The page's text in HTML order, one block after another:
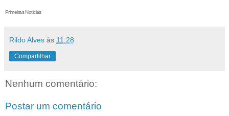
Primeiras Noticias
Rildo Alves às 11:28
Compartilhar
Nenhum comentário:
Postar um comentário